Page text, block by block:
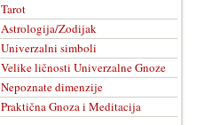
Tarot
Astrologija/Zodijak
Univerzalni simboli
Velike ličnosti Univerzalne Gnoze
Nepoznate dimenzije
Praktična Gnoza i Meditacija